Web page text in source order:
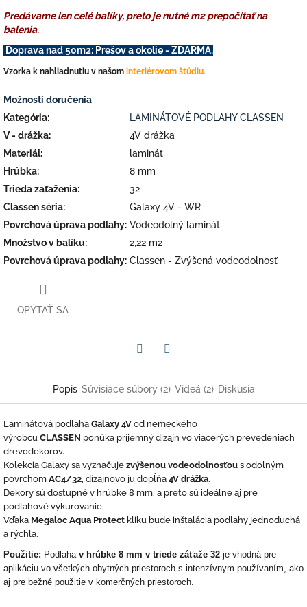
Predávame len celé balíky, preto je nutné m2 prepočítať na
balenia.
Doprava nad 50m2: Prešov a okolie - ZDARMA.
Vzorka k nahliadnutiu v našom interiérovom štúdiu.
Možnosti doručenia
Kategória:
LAMINÁTOVÉ PODLAHY CLASSEN
V - drážka:
4V drážka
Materiál:
laminát
Hrúbka:
8 mm
Trieda zaťaženia:
32
Classen séria:
Galaxy 4V - WR
Povrchová úprava podlahy: Vodeodolný laminát
Množstvo v balíku:
2,22 m2
Povrchová úprava podlahy: Classen - Zvýšená vodeodolnosť
OPÝTAŤ SA
Popis Súvisiace súbory (2) Videá (2) Diskusia
Laminátová podlahaGalaxy 4Vod nemeckého
výrobcuCLASSEN ponúka príjemný dizajn vo viacerých prevedeniach
drevodekorov.
Kolekcia Galaxy sa vyznačujezvýšenou vodeodolnosťous odolným
povrchomAC4/32, dizajnovo ju dopĺňa4V drážka.
Dekory sú dostupné v hrúbke 8 mm, a preto sú ideálne aj pre
podlahové vykurovanie.
Vďaka Megaloc Aqua Protect kliku bude inštalácia podlahy jednoduchá
a rýchla.
Použitie: Podlaha v hrúbke 8 mm v triede záťaže 32 je vhodná pre
aplikáciu vo všetkých obytných priestoroch s intenzívnym používaním, ako
aj pre bežné použitie v komerčných priestoroch.